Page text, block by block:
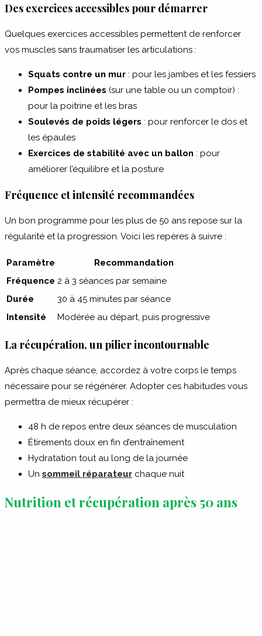
Des exercices accessibles pour démarrer
Quelques exercices accessibles permettent de renforcer
vos muscles sans traumatiser les articulations :
Squats contre un mur : pour les jambes et les fessiers
Pompes inclinées (sur une table ou un comptoir) :
pour la poitrine et les bras
Soulevés de poids légers : pour renforcer le dos et
les épaules
Exercices de stabilité avec un ballon : pour
améliorer l’équilibre et la posture
Fréquence et intensité recommandées
Un bon programme pour les plus de 50 ans repose sur la
régularité et la progression. Voici les repères à suivre :
Paramètre
Recommandation
Fréquence 2 à 3 séances par semaine
Durée
30 à 45 minutes par séance
Intensité
Modérée au départ, puis progressive
La récupération, un pilier incontournable
Après chaque séance, accordez à votre corps le temps
nécessaire pour se régénérer. Adopter ces habitudes vous
permettra de mieux récupérer :
48 h de repos entre deux séances de musculation
Étirements doux en fin d’entraînement
Hydratation tout au long de la journée
Un sommeil réparateur chaque nuit
Nutrition et récupération après 50 ans